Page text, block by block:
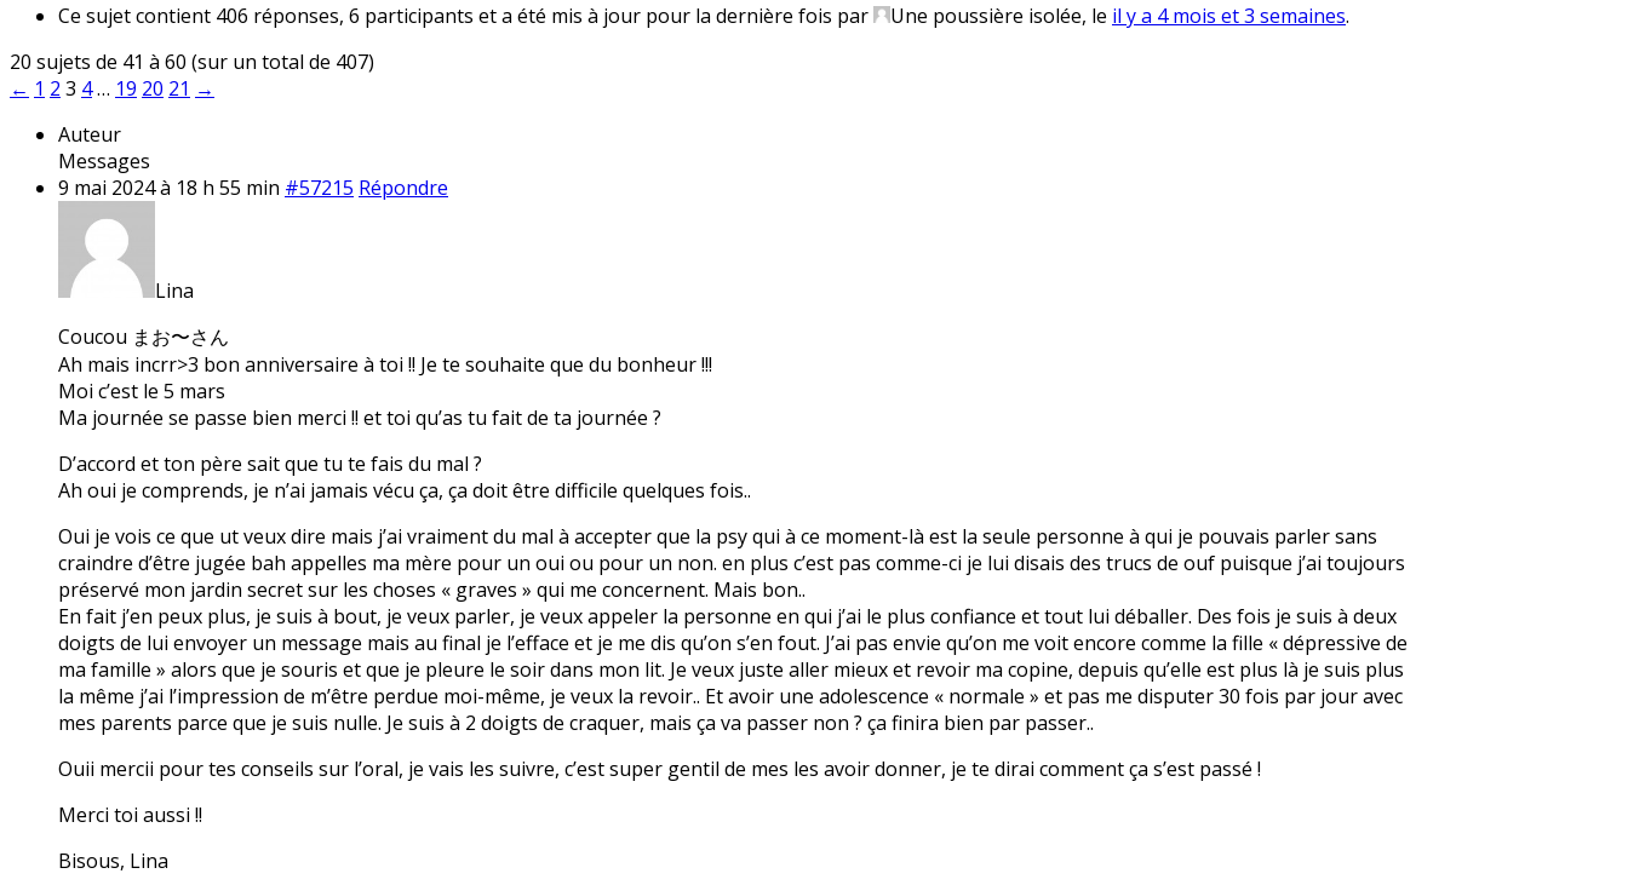
Ce sujet contient 406 réponses, 6 participants et a été mis à jour pour la dernière fois par Une poussière isolée, le il y a 4 mois et 3 semaines.
20 sujets de 41 à 60 (sur un total de 407)
← 1 2 3 4… 19 20 21 →
Auteur
Messages
9 mai 2024 à 18 h 55 min #57215 Répondre
Lina
Coucou まお〜さん
Ah mais incrr>3 bon anniversaire à toi !! Je te souhaite que du bonheur !!!
Moi c’est le 5 mars
Ma journée se passe bien merci !! et toi qu’as tu fait de ta journée ?
D’accord et ton père sait que tu te fais du mal ?
Ah oui je comprends, je n’ai jamais vécu ça, ça doit être difficile quelques fois..
Oui je vois ce que ut veux dire mais j’ai vraiment du mal à accepter que la psy qui à ce moment-là est la seule personne à qui je pouvais parler sans
craindre d’être jugée bah appelles ma mère pour un oui ou pour un non. en plus c’est pas comme-ci je lui disais des trucs de ouf puisque j’ai toujours
préservé mon jardin secret sur les choses « graves » qui me concernent. Mais bon..
En fait j’en peux plus, je suis à bout, je veux parler, je veux appeler la personne en qui j’ai le plus confiance et tout lui déballer. Des fois je suis à deux
doigts de lui envoyer un message mais au final je l’efface et je me dis qu’on s’en fout. J’ai pas envie qu’on me voit encore comme la fille « dépressive de
ma famille » alors que je souris et que je pleure le soir dans mon lit. Je veux juste aller mieux et revoir ma copine, depuis qu’elle est plus là je suis plus
la même j’ai l’impression de m’être perdue moi-même, je veux la revoir.. Et avoir une adolescence « normale » et pas me disputer 30 fois par jour avec
mes parents parce que je suis nulle. Je suis à 2 doigts de craquer, mais ça va passer non ? ça finira bien par passer..
Ouii mercii pour tes conseils sur l’oral, je vais les suivre, c’est super gentil de mes les avoir donner, je te dirai comment ça s’est passé !
Merci toi aussi !!
Bisous, Lina